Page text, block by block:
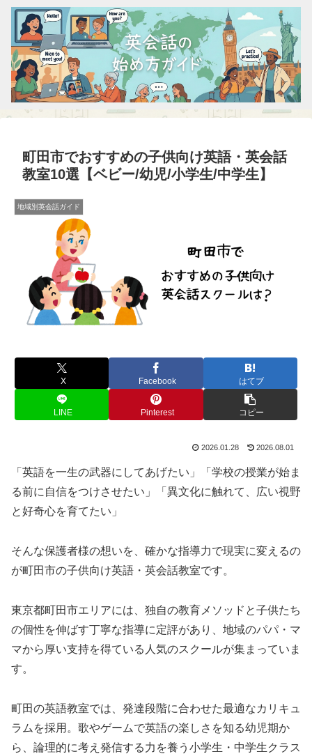
町田市でおすすめの子供向け英語・英会話
教室10選【ベビー/幼児/小学生/中学生】
地域別英会話ガイド
X Facebook はてブ
LINE Pinterest コピー
2026.01.28 2026.08.01
「英語を一生の武器にしてあげたい」「学校の授業が始ま
る前に自信をつけさせたい」「異文化に触れて、広い視野
と好奇心を育てたい」
そんな保護者様の想いを、確かな指導力で現実に変えるの
が町田市の子供向け英語・英会話教室です。
東京都町田市エリアには、独自の教育メソッドと子供たち
の個性を伸ばす丁寧な指導に定評があり、地域のパパ・マ
マから厚い支持を得ている人気のスクールが集まっていま
す。
町田の英語教室では、発達段階に合わせた最適なカリキュ
ラムを採用。歌やゲームで英語の楽しさを知る幼児期か
ら、論理的に考え発信する力を養う小学生・中学生クラス